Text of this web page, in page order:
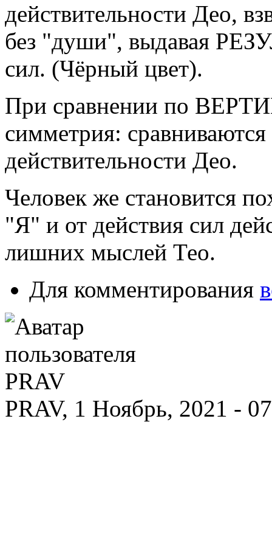
действительности Део,
без "души", выдавая
сил. (Чёрный цвет).
При сравнении по
симметрия:
действительности Део.
Человек же становится
"Я" и от действия сил
лишних мыслей Тео.
Для комментирования
PRAV, 1 Ноябрь, 2021 -